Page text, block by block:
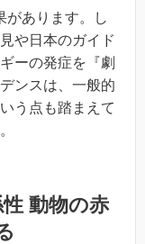
があります。し
や日本のガイド
ーの発症を『劇
ンスは、一般的
う点も踏まえて
動物の赤